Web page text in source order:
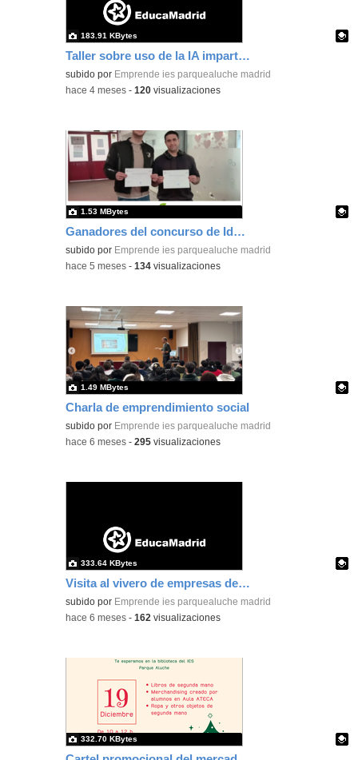
Taller sobre uso de la IA impartido por Fundación Junior Achievement
Contenido educativo.
subido por Emprende ies parquealuche madrid
183.91 KBytes
-hace 4 meses -120 visualizaciones
Ganadores del concurso de Ideas de negocio del IES Parque Aluche
Contenido educativo.
subido por Emprende ies parquealuche madrid
1.53 MBytes
-hace 5 meses -134 visualizaciones
Charla de emprendimiento social
Contenido educativo.
subido por Emprende ies parquealuche madrid
1.49 MBytes
-hace 6 meses -295 visualizaciones
Visita al vivero de empresas de Carabanchel
Contenido educativo.
subido por Emprende ies parquealuche madrid
333.64 KBytes
-hace 6 meses -162 visualizaciones
332.70 KBytes